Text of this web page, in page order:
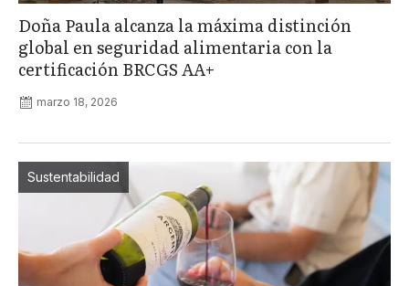
Doña Paula alcanza la máxima distinción
global en seguridad alimentaria con la
certificación BRCGS AA+
marzo 18, 2026
Sustentabilidad